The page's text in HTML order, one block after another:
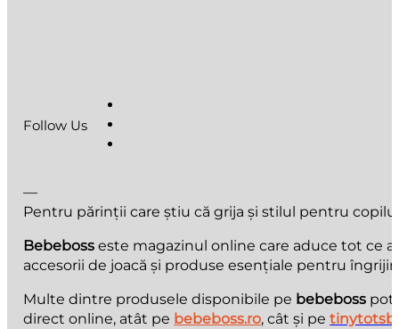
Follow Us
—
Pentru părinții care știu că grija și stilul pentru
Bebeboss este magazinul online care aduce tot ce
accesorii de joacă și produse esențiale pentru
Multe dintre produsele disponibile pe bebeboss pot
direct online, atât pe bebeboss.ro, cât și pe